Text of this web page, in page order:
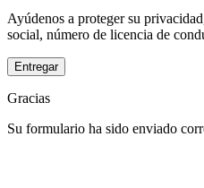
Ayúdenos a proteger su
social, número de licencia de
Entregar
Gracias
Su formulario ha sido enviado